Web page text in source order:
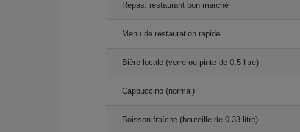
Repas, restaurant bon marché
Menu de restauration rapide
Bière locale (verre ou pinte de 0,5 litre)
Cappuccino (normal)
Boisson fraîche (bouteille de 0,33 litre)